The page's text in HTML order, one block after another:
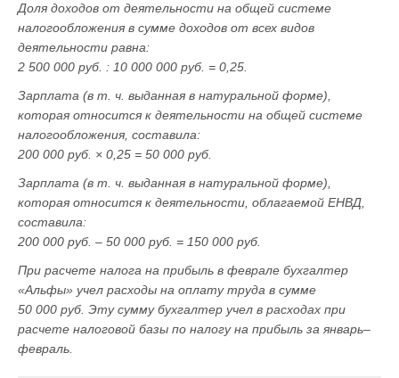
Доля доходов от деятельности на общей системе
налогообложения в сумме доходов от всех видов
деятельности равна:
2 500 000 руб. : 10 000 000 руб. = 0,25.
Зарплата (в т. ч. выданная в натуральной форме),
которая относится к деятельности на общей системе
налогообложения, составила:
200 000 руб. × 0,25 = 50 000 руб.
Зарплата (в т. ч. выданная в натуральной форме),
которая относится к деятельности, облагаемой ЕНВД,
составила:
200 000 руб. – 50 000 руб. = 150 000 руб.
При расчете налога на прибыль в феврале бухгалтер
«Альфы» учел расходы на оплату труда в сумме
50 000 руб. Эту сумму бухгалтер учел в расходах при
расчете налоговой базы по налогу на прибыль за январь–
февраль.